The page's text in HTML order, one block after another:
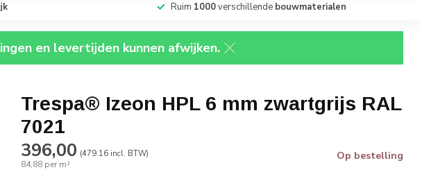
Ruim 1000verschillende bouwmaterialen
en levertijden kunnen afwijken.
Trespa® Izeon HPL 6 mm zwartgrijs RAL
7021
396,00 (479.16 incl. BTW)
84,88 per m²
Op bestelling